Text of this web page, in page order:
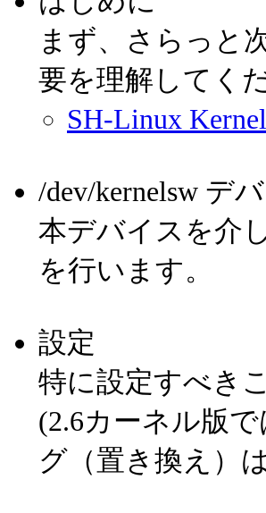
まず、さらっと
要を理解してく
SH-Linux
/dev/kernelsw デ
本デバイスを介
を行います。
設定
特に設定すべき
(2.6カーネル版
グ（置き換え）